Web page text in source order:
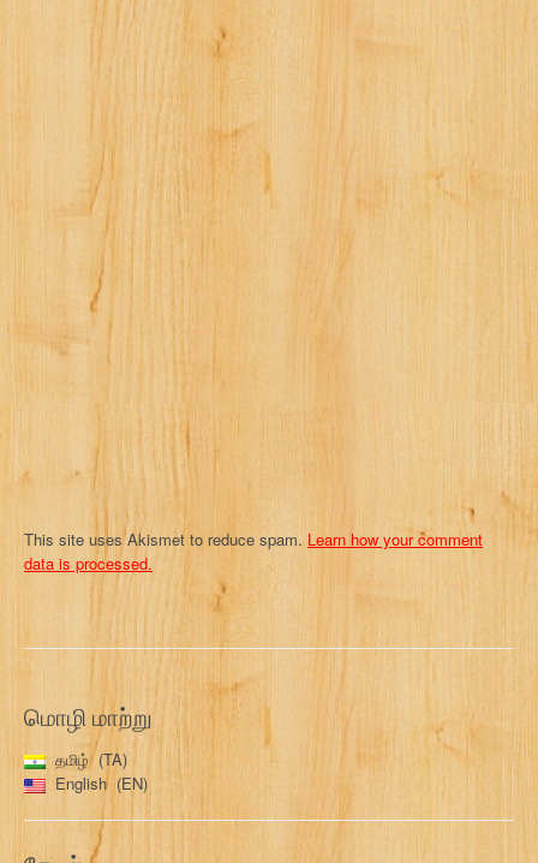
This site uses Akismet to reduce spam. Learn how your comment
data is processed.
மொழி மாற்று
தமிழ்
TA
English
EN